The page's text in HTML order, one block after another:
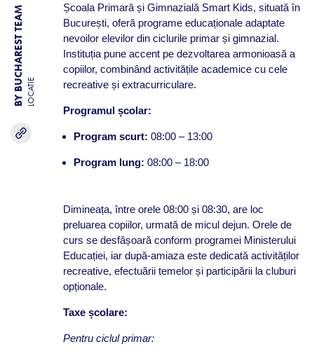
BY BUCHAREST TEAM LOCATIE
Școala Primară și Gimnazială Smart Kids, situată în
București, oferă programe educaționale adaptate
nevoilor elevilor din ciclurile primar și gimnazial.
Instituția pune accent pe dezvoltarea armonioasă a
copiilor, combinând activitățile academice cu cele
recreative și extracurriculare.
Programul școlar:
Program scurt: 08:00 – 13:00
Program lung: 08:00 – 18:00
Dimineața, între orele 08:00 și 08:30, are loc
preluarea copiilor, urmată de micul dejun. Orele de
curs se desfășoară conform programei Ministerului
Educației, iar după-amiaza este dedicată activităților
recreative, efectuării temelor și participării la cluburi
opționale.
Taxe școlare:
Pentru ciclul primar: